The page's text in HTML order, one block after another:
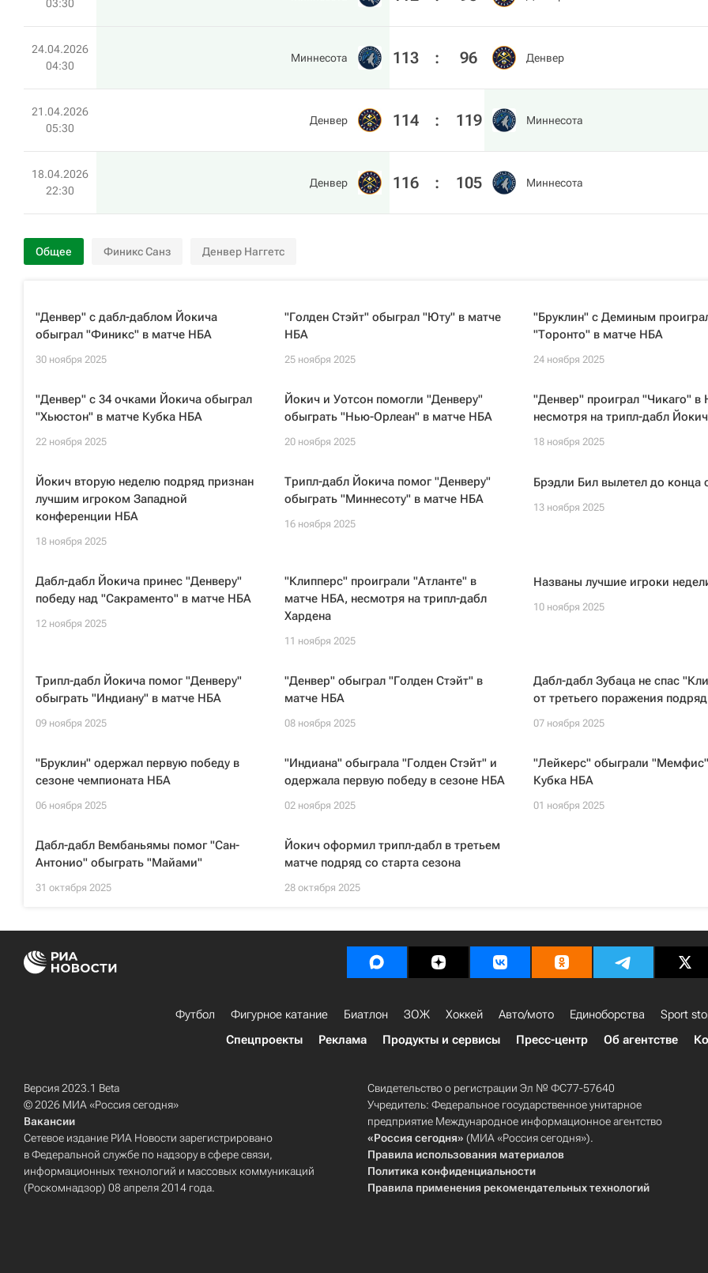
03:30
24.04.2026
04:30
Миннесота 113 : 96 Денвер
21.04.2026
05:30
Денвер 114 : 119 Миннесота
18.04.2026
22:30
Денвер 116 : 105 Миннесота
Общее Финикс Санз Денвер Наггетс
"Денвер" с дабл-даблом Йокича
обыграл "Финикс" в матче НБА
30 ноября 2025
"Голден Стэйт" обыграл "Юту" в матче
НБА
25 ноября 2025
"Бруклин" с Деминым
"Торонто" в матче НБА
24 ноября 2025
"Денвер" с 34 очками Йокича обыграл
"Хьюстон" в матче Кубка НБА
22 ноября 2025
Йокич и Уотсон помогли "Денверу"
обыграть "Нью-Орлеан" в матче НБА
20 ноября 2025
"Денвер" проиграл "Чикаго" в
несмотря на трипл-дабл
18 ноября 2025
Йокич вторую неделю подряд признан
лучшим игроком Западной
конференции НБА
18 ноября 2025
Трипл-дабл Йокича помог "Денверу"
обыграть "Миннесоту" в матче НБА
16 ноября 2025
Брэдли Бил вылетел до конца
13 ноября 2025
Дабл-дабл Йокича принес "Денверу"
победу над "Сакраменто" в матче НБА
12 ноября 2025
"Клипперс" проиграли "Атланте" в
матче НБА, несмотря на трипл-дабл
Хардена
11 ноября 2025
Названы лучшие игроки
10 ноября 2025
Трипл-дабл Йокича помог "Денверу"
обыграть "Индиану" в матче НБА
09 ноября 2025
"Денвер" обыграл "Голден Стэйт" в
матче НБА
08 ноября 2025
Дабл-дабл Зубаца не спас
от третьего поражения
07 ноября 2025
"Бруклин" одержал первую победу в
сезоне чемпионата НБА
06 ноября 2025
"Индиана" обыграла "Голден Стэйт" и
одержала первую победу в сезоне НБА
02 ноября 2025
"Лейкерс" обыграли
Кубка НБА
01 ноября 2025
Дабл-дабл Вембаньямы помог "Сан-
Антонио" обыграть "Майами"
31 октября 2025
Йокич оформил трипл-дабл в третьем
матче подряд со старта сезона
28 октября 2025
Футбол Фигурное катание Биатлон ЗОЖ Хоккей Авто/мото Единоборства Sport
Спецпроекты
Реклама Продукты и сервисы Пресс-центр Об агентстве
Версия 2023.1 Beta
© 2026 МИА «Россия сегодня»
Вакансии
Сетевое издание РИА Новости зарегистрировано
в Федеральной службе по надзору в сфере связи,
информационных технологий и массовых коммуникаций
(Роскомнадзор) 08 апреля 2014 года.
Свидетельство о регистрации Эл № ФС77-57640
Учредитель: Федеральное государственное унитарное
предприятие Международное информационное агентство
«Россия сегодня» (МИА «Россия сегодня»).
Правила использования материалов
Политика конфиденциальности
Правила применения рекомендательных технологий